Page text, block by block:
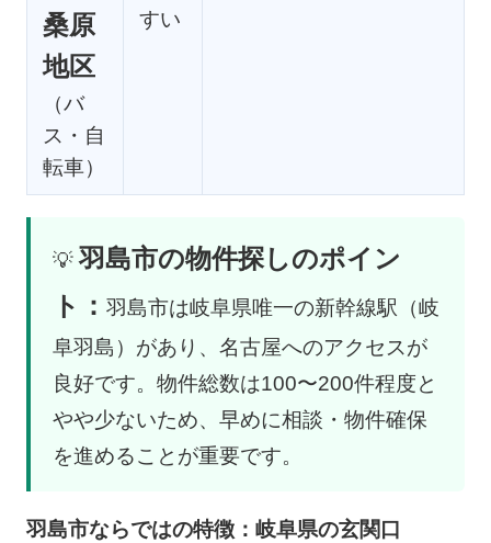
桑原
地区
（バ
ス・自
転車）
すい
💡羽島市の物件探しのポイン
ト：羽島市は岐阜県唯一の新幹線駅（岐
阜羽島）があり、名古屋へのアクセスが
良好です。物件総数は100〜200件程度と
やや少ないため、早めに相談・物件確保
を進めることが重要です。
羽島市ならではの特徴：岐阜県の玄関口